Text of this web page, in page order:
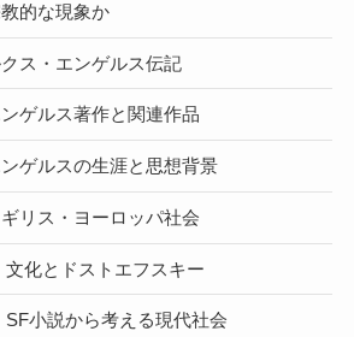
的な現象か
ス・エンゲルス伝記
ゲルス著作と関連作品
ゲルスの生涯と思想背景
リス・ヨーロッパ社会
文化とドストエフスキー
SF小説から考える現代社会